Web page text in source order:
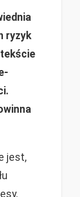
ryzyk
jest,